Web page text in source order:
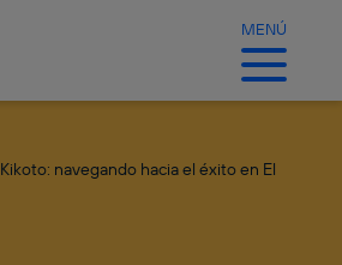
MENÚ
Kikoto: navegando hacia el éxito en El